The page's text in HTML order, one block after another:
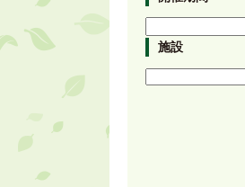
施設